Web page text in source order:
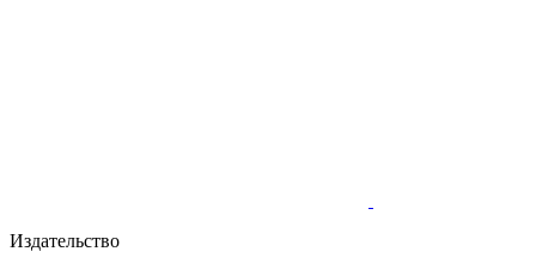
Издательство